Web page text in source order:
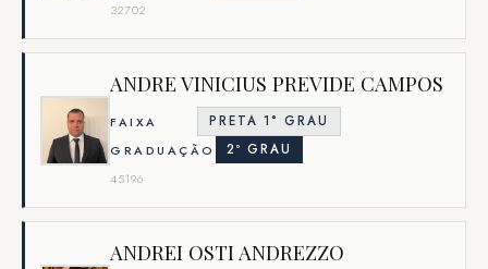
32702
ANDRE VINICIUS PREVIDE CAMPOS
FAIXA
PRETA 1° GRAU
GRADUAÇÃO
2º GRAU
45196
ANDREI OSTI ANDREZZO